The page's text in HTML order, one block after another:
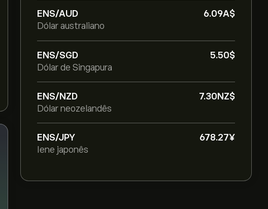
ENS/AUD
6.09‎A$‎
Dólar australiano
ENS/SGD
5.50‎$‎
Dólar de Singapura
ENS/NZD
7.30‎NZ$‎
Dólar neozelandês
ENS/JPY
678.27‎¥‎
Iene japonês